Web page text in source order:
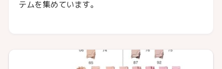
テムを集めています。